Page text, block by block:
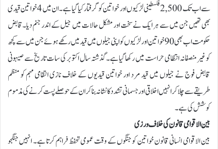
سے اب تک 2,500 فلسطینی لڑکیوں اور خواتین کو گرفتار کیا گیا ہے۔ ان میں 4 خواتین قیدی
بھی تھیں جن میں سے ہر ایک نے سخت اور مشکل حالات میں جیل کے اندر جنم دیا۔قابض
حکومت اب بھی 90 خواتین اور لڑکیوں کو اپنی جیلوں میں قید میں رکھے ہوئے جن میں سے کچھ
کو غیر منصفانہ انتظامی حراست میں رکھا گیا ہے۔گذشتہ سال اکتوبر کی سات تاریخ سے صیہونی
قابض فوج نے جیلوں میں قید مرد اور خواتین قیدیوں کے خلاف نازی انتقامی مہم کو منظم
طریقے سے چلا کر انہیں اخلاقی اور جسمانی تشدد کا نشانہ بنا کر ان کے حوصلے پست کرنے کی مذموم
کوشش کی ہے۔
بین الاقوامی قانون کی خلاف ورزی
بین الاقوامی انسانی قانون خواتین کو جنگوں کے وقت عمومی تحفظ فراہم کرتا ہے۔ انہیں جنگجو